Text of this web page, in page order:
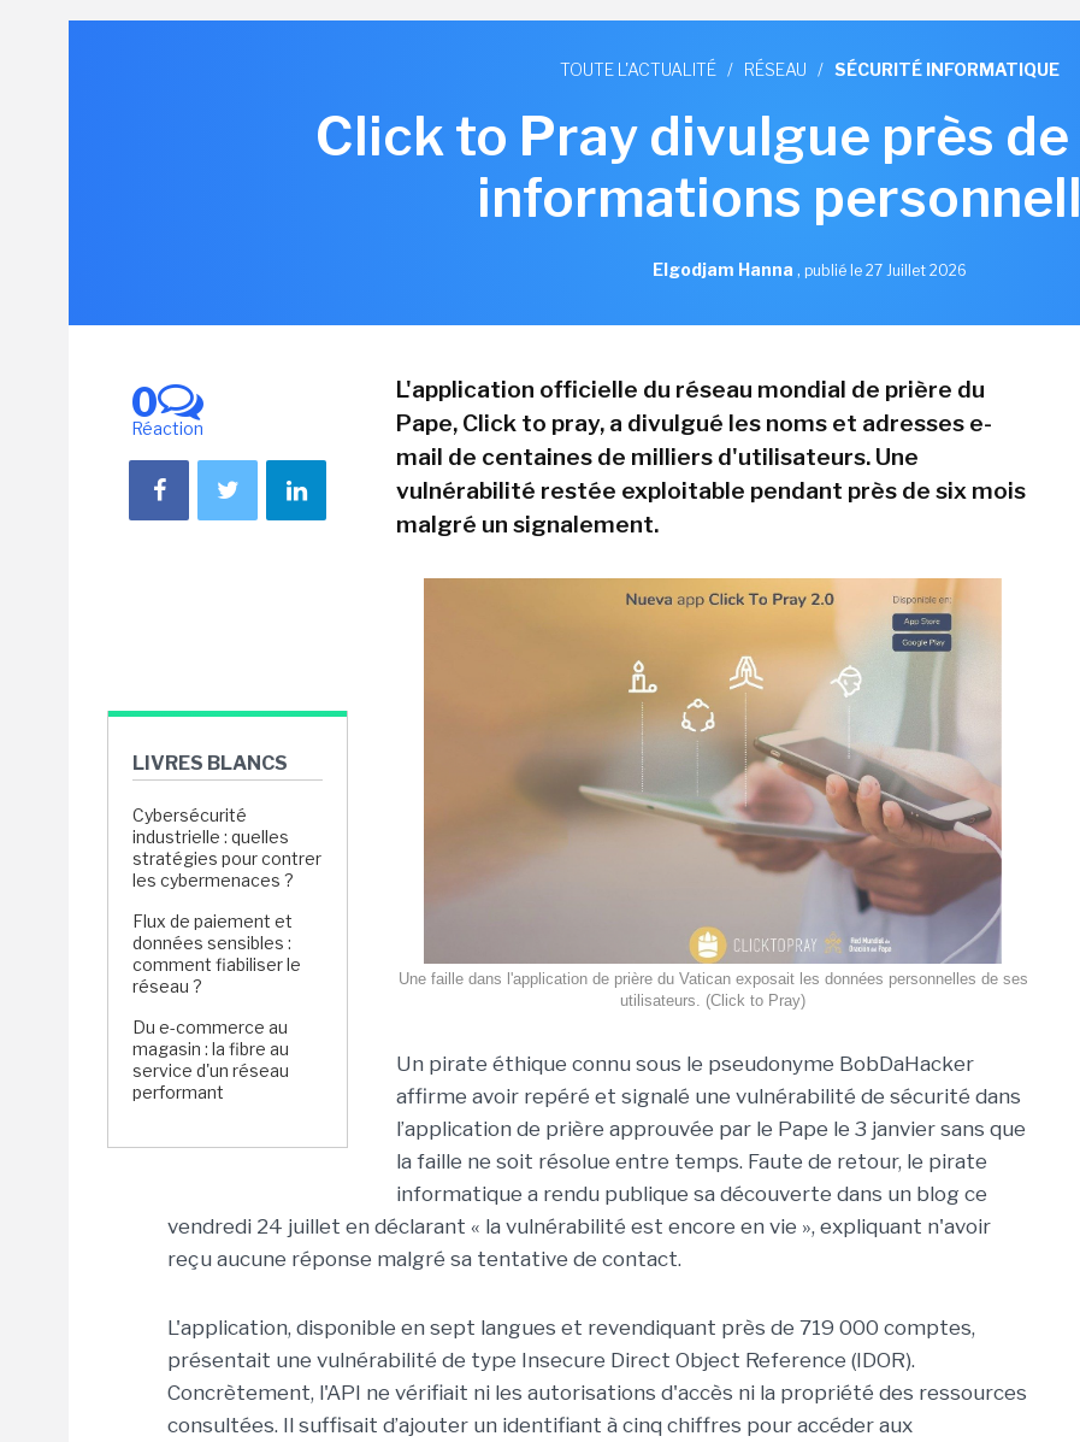
TOUTE L'ACTUALITÉ / RÉSEAU / SÉCURITÉ INFORMATIQUE
Click to Pray divulgue près
informations
Elgodjam Hanna , publié le 27 Juillet 2026
0
Réaction
LIVRES BLANCS
Cybersécurité
industrielle : quelles
stratégies pour contrer
les cybermenaces ?
Flux de paiement et
données sensibles :
comment fiabiliser le
réseau ?
Du e-commerce au
magasin : la fibre au
service d'un réseau
performant
L'application officielle du réseau mondial de prière du
Pape, Click to pray, a divulgué les noms et adresses e-
mail de centaines de milliers d'utilisateurs. Une
vulnérabilité restée exploitable pendant près de six mois
malgré un signalement.
Une faille dans l'application de prière du Vatican exposait les données personnelles de ses
utilisateurs. (Click to Pray)
Un pirate éthique connu sous le pseudonyme BobDaHacker
affirme avoir repéré et signalé une vulnérabilité de sécurité dans
l’application de prière approuvée par le Pape le 3 janvier sans que
la faille ne soit résolue entre temps. Faute de retour, le pirate
informatique a rendu publique sa découverte dans un blog ce
vendredi 24 juillet en déclarant « la vulnérabilité est encore en vie », expliquant n'avoir
reçu aucune réponse malgré sa tentative de contact.
L'application, disponible en sept langues et revendiquant près de 719 000 comptes,
présentait une vulnérabilité de type Insecure Direct Object Reference (IDOR).
Concrètement, l'API ne vérifiait ni les autorisations d'accès ni la propriété des ressources
consultées. Il suffisait d’ajouter un identifiant à cinq chiffres pour accéder aux